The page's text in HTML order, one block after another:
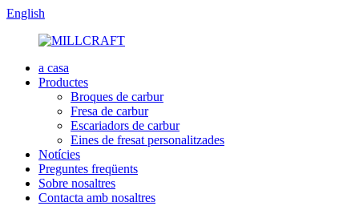
English
a casa
Productes
Broques de carbur
Fresa de carbur
Escariadors de carbur
Eines de fresat personalitzades
Notícies
Preguntes freqüents
Sobre nosaltres
Contacta amb nosaltres